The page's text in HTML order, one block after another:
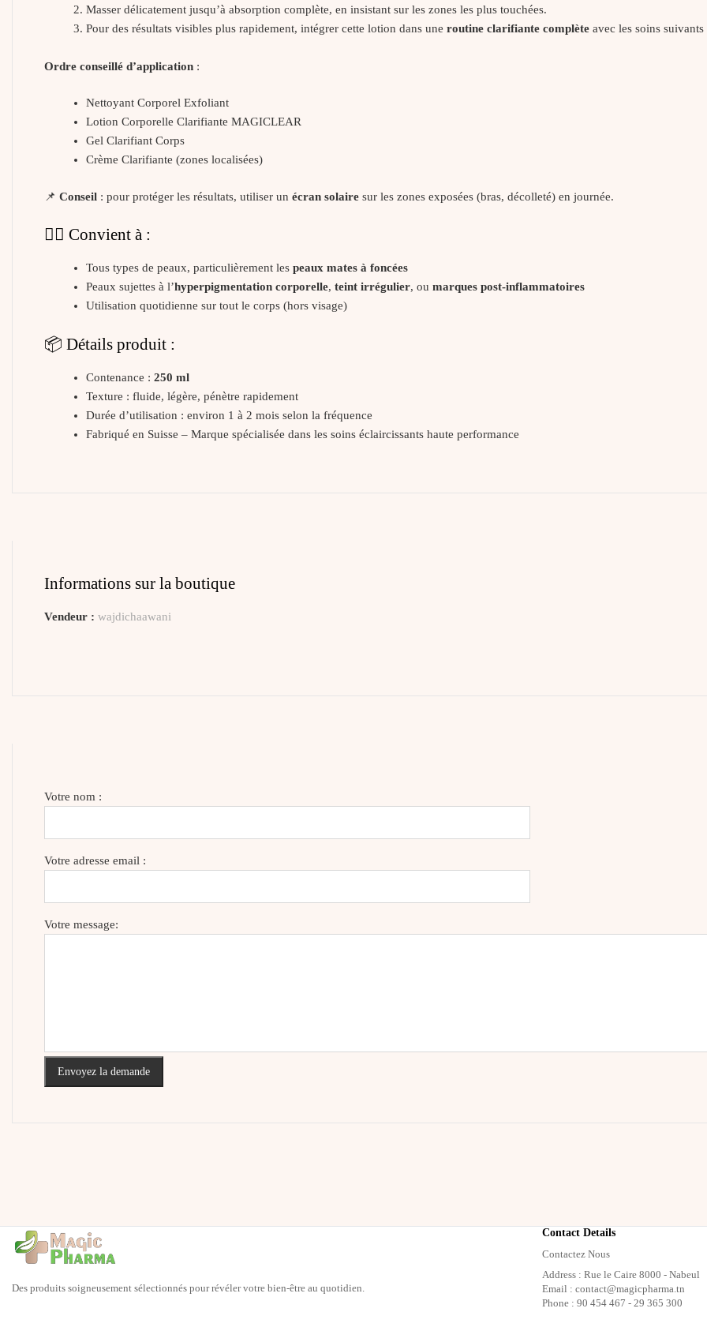
Masser délicatement jusqu’à absorption complète, en insistant sur les zones les plus touchées.
Pour des résultats visibles plus rapidement, intégrer cette lotion dans uneroutine clarifiante complète avec les soins suivants
Ordre conseillé d’application :
Nettoyant Corporel Exfoliant
Lotion Corporelle Clarifiante MAGICLEAR
Gel Clarifiant Corps
Crème Clarifiante (zones localisées)
📌 Conseil : pour protéger les résultats, utiliser un écran solaire sur les zones exposées (bras, décolleté) en journée.
👩‍⚕️ Convient à :
Tous types de peaux, particulièrement lespeaux mates à foncées
Peaux sujettes à l’hyperpigmentation corporelle,teint irrégulier, oumarques post-inflammatoires
Utilisation quotidienne sur tout le corps (hors visage)
📦 Détails produit :
Contenance :250 ml
Texture : fluide, légère, pénètre rapidement
Durée d’utilisation : environ 1 à 2 mois selon la fréquence
Fabriqué en Suisse – Marque spécialisée dans les soins éclaircissants haute performance
Informations sur la boutique
Vendeur : wajdichaawani
Votre nom :
Votre adresse email :
Votre message:
Envoyez la demande
Des produits soigneusement sélectionnés pour révéler votre bien-être au quotidien.
Contact Details
Contactez Nous
Address : Rue le Caire 8000 - Nabeul
Email : contact@magicpharma.tn
Phone : 90 454 467 - 29 365 300